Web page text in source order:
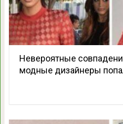
Невероятные
модные дизайнеры